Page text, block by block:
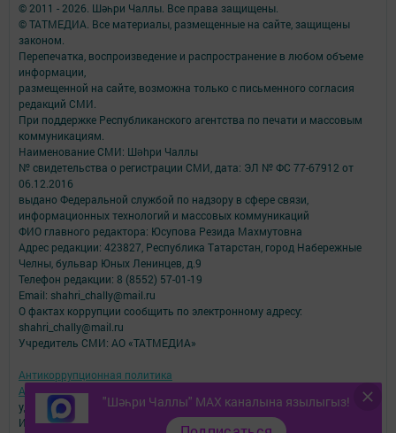
"Шәһри Чаллы" MAX каналына язылыгыз!
© 2011 - 2026. Шәһри Чаллы. Все права защищены.
© ТАТМЕДИА. Все материалы, размещенные на сайте, защищены
законом.
Перепечатка, воспроизведение и распространение в любом объеме
информации,
размещенной на сайте, возможна только с письменного согласия
редакций СМИ.
При поддержке Республиканского агентства по печати и массовым
коммуникациям.
Наименование СМИ: Шəhри Чаллы
№ свидетельства о регистрации СМИ, дата: ЭЛ № ФС 77-67912 от
06.12.2016
выдано Федеральной службой по надзору в сфере связи,
информационных технологий и массовых коммуникаций
ФИО главного редактора: Юсупова Резида Махмутовна
Адрес редакции: 423827, Республика Татарстан, город Набережные
Челны, бульвар Юных Ленинцев, д.9
Телефон редакции: 8 (8552) 57-01-19
Email: shahri_chally@mail.ru
О фактах коррупции сообщить по электронному адресу:
shahri_chally@mail.ru
Учредитель СМИ: АО «ТАТМЕДИА»
Антикоррупционная политика
АО «ТАТМЕДИА» использует «cookie»
для персонализации сервисов и
удобства пользователей сайтом.
Использование «cookie» можно отменить в настройках браузера.